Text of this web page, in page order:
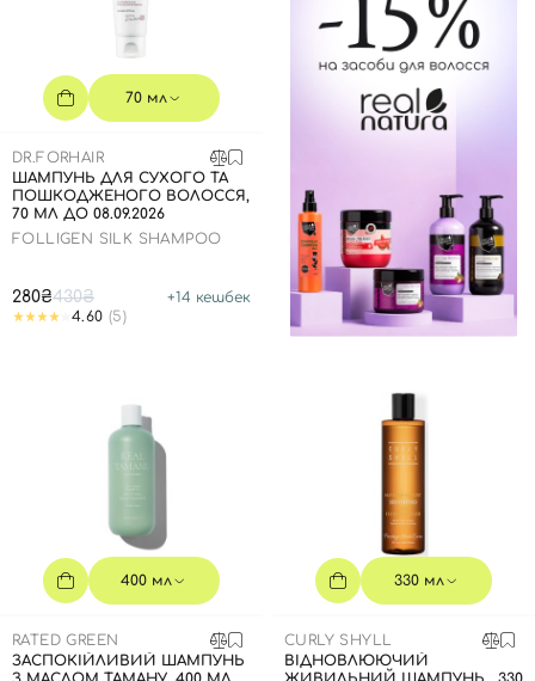
70 мл
DR.FORHAIR
ШАМПУНЬ ДЛЯ СУХОГО ТА
ПОШКОДЖЕНОГО ВОЛОССЯ,
70 МЛ ДО 08.09.2026
FOLLIGEN SILK SHAMPOO
280₴430₴ +14 кешбек
4.60 (5)
400 мл
RATED GREEN
ЗАСПОКІЙЛИВИЙ ШАМПУНЬ
330 мл
CURLY SHYLL
ВІДНОВЛЮЮЧИЙ